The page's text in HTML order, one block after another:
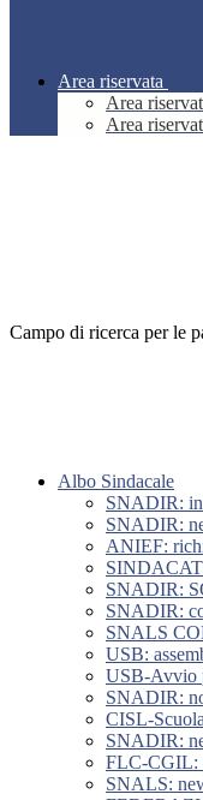
Area riservata
Area
Area
Campo di ricerca per le
Albo Sindacale
SNADIR:
SNADIR:
ANIEF:
SNADIR:
SNADIR:
SNALS
USB:
USB-Avvio
SNADIR:
CISL-
SNADIR:
FLC-CGIL:
SNALS: